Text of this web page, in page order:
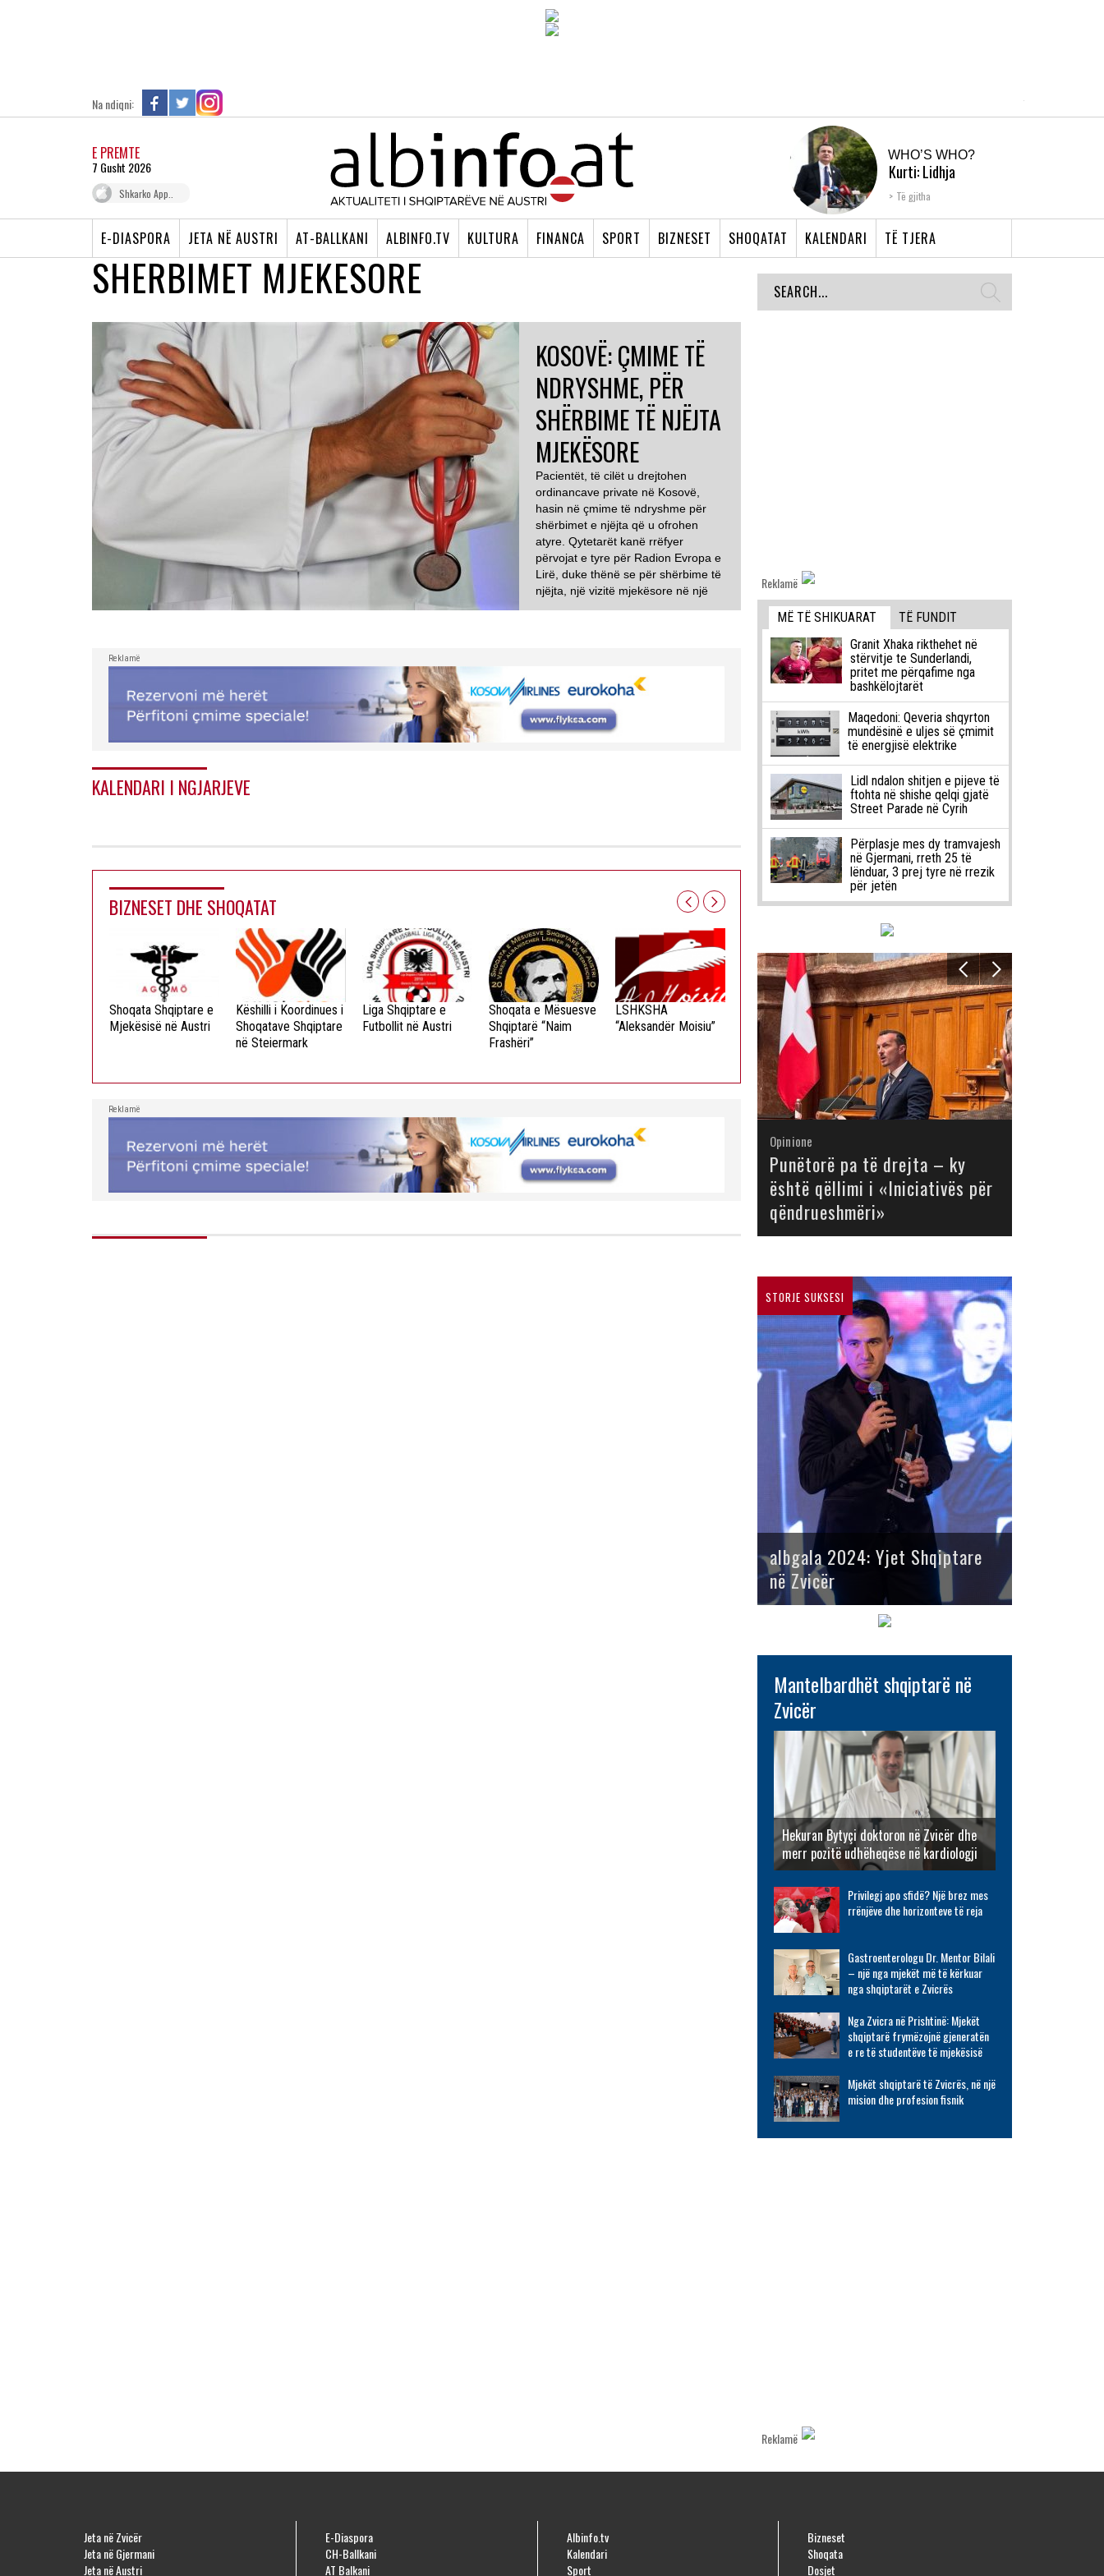
Na ndiqni:
E PREMTE
7 Gusht 2026
Shkarko App..
WHO’S WHO?
Kurti: Lidhja
Shqiptare e Prizrenit,
Të gjitha
E-DIASPORA JETA NË AUSTRI AT-BALLKANI ALBINFO.TV KULTURA FINANCA SPORT BIZNESET SHOQATAT KALENDARI TË TJERA
SHERBIMET MJEKESORE
KOSOVË
KOSOVË: ÇMIME TË
NDRYSHME, PËR
SHËRBIME TË NJËJTA
MJEKËSORE
Pacientët, të cilët u drejtohen
ordinancave private në Kosovë,
hasin në çmime të ndryshme për
shërbimet e njëjta që u ofrohen
atyre. Qytetarët kanë rrëfyer
përvojat e tyre për Radion Evropa e
Lirë, duke thënë se për shërbime të
njëjta, një vizitë mjekësore në një
Reklamë
KALENDARI I NGJARJEVE
BIZNESET DHE SHOQATAT
Shoqata Shqiptare e
Mjekësisë në Austri
Këshilli i Koordinues i
Shoqatave Shqiptare
në Steiermark
Liga Shqiptare e
Futbollit në Austri
Shoqata e Mësuesve
Shqiptarë “Naim
Frashëri”
LSHKSHA
“Aleksandër Moisiu”
Reklamë
Reklamë
MË TË SHIKUARAT
TË FUNDIT
Granit Xhaka rikthehet në
stërvitje te Sunderlandi,
pritet me përqafime nga
bashkëlojtarët
Maqedoni: Qeveria shqyrton
mundësinë e uljes së çmimit
të energjisë elektrike
Lidl ndalon shitjen e pijeve të
ftohta në shishe qelqi gjatë
Street Parade në Cyrih
Përplasje mes dy tramvajesh
në Gjermani, rreth 25 të
lënduar, 3 prej tyre në rrezik
për jetën
Opinione
Opinione
Punëtorë pa të drejta – ky
është qëllimi i «Iniciativës për
qëndrueshmëri»
Opinione
Opinione
Opinione
Opinione
Opinione
Opinione
STORJE SUKSESI
albgala 2024: Yjet Shqiptare
në Zvicër
Mantelbardhët shqiptarë në
Zvicër
Hekuran Bytyçi doktoron në Zvicër dhe
merr pozitë udhëheqëse në kardiologji
Privilegj apo sfidë? Një brez mes
rrënjëve dhe horizonteve të reja
Gastroenterologu Dr. Mentor Bilali
– një nga mjekët më të kërkuar
nga shqiptarët e Zvicrës
Nga Zvicra në Prishtinë: Mjekët
shqiptarë frymëzojnë gjeneratën
e re të studentëve të mjekësisë
Mjekët shqiptarë të Zvicrës, në një
mision dhe profesion fisnik
Reklamë
Jeta në Zvicër
Jeta në Gjermani
Jeta në Austri
E-Diaspora
CH-Ballkani
AT Balkani
Albinfo.tv
Kalendari
Sport
Bizneset
Shoqata
Dosjet